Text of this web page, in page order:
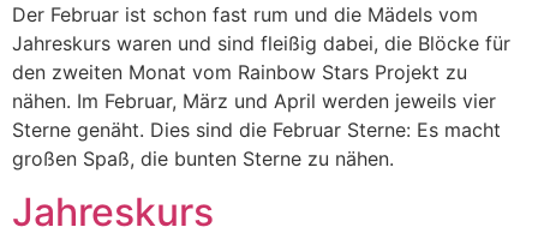
Der Februar ist schon fast rum und die Mädels vom
Jahreskurs waren und sind fleißig dabei, die Blöcke für
den zweiten Monat vom Rainbow Stars Projekt zu
nähen. Im Februar, März und April werden jeweils vier
Sterne genäht. Dies sind die Februar Sterne: Es macht
großen Spaß, die bunten Sterne zu nähen.
Jahreskurs